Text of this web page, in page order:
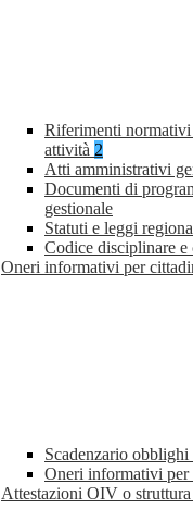
Riferimenti normativi
attività 2
Atti amministrativi
Documenti di
gestionale
Statuti e leggi
Codice disciplinare e
Oneri informativi per
Scadenzario
Oneri informativi per
Attestazioni OIV o struttura